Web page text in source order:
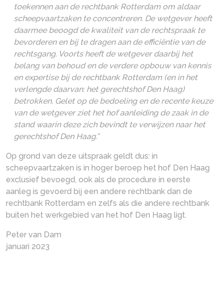
toekennen aan de rechtbank Rotterdam om aldaar
scheepvaartzaken te concentreren. De wetgever heeft
daarmee beoogd de kwaliteit van de rechtspraak te
bevorderen en bij te dragen aan de efficiëntie van de
rechtsgang. Voorts heeft de wetgever daarbij het
belang van behoud en de verdere opbouw van kennis
en expertise bij de rechtbank Rotterdam (en in het
verlengde daarvan: het gerechtshof Den Haag)
betrokken. Gelet op de bedoeling en de recente keuze
van de wetgever ziet het hof aanleiding de zaak in de
stand waarin deze zich bevindt te verwijzen naar het
gerechtshof Den Haag.”
Op grond van deze uitspraak geldt dus: in
scheepvaartzaken is in hoger beroep het hof Den Haag
exclusief bevoegd, ook als de procedure in eerste
aanleg is gevoerd bij een andere rechtbank dan de
rechtbank Rotterdam en zelfs als die andere rechtbank
buiten het werkgebied van het hof Den Haag ligt.
Peter van Dam
januari 2023